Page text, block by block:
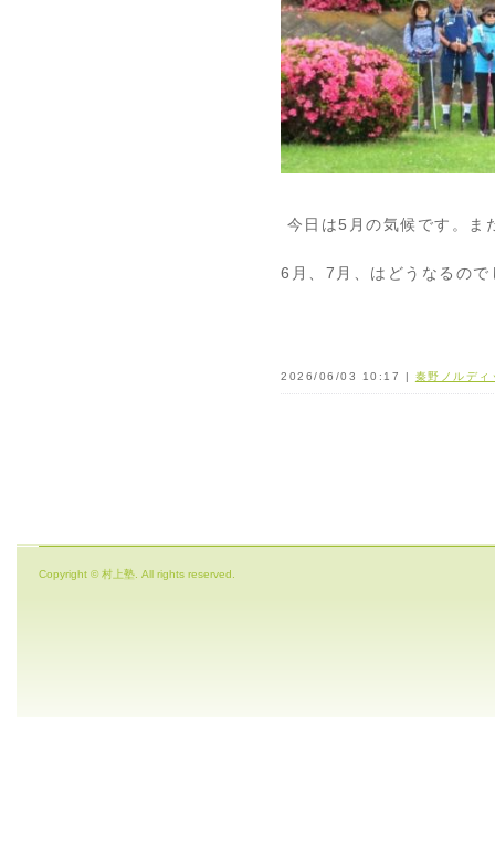
今日は5月の気候です。ま
6月、7月、はどうなるの
2026/06/03 10:17 | 秦野ノルディ
Copyright © 村上塾. All rights reserved.